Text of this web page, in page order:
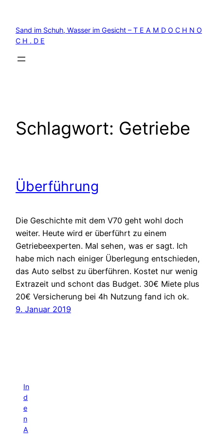
springen
Sand im Schuh, Wasser im Gesicht – T E A M D O C H N O
C H . D E
Schlagwort: Getriebe
Überführung
Die Geschichte mit dem V70 geht wohl doch
weiter. Heute wird er überführt zu einem
Getriebeexperten. Mal sehen, was er sagt. Ich
habe mich nach einiger Überlegung entschieden,
das Auto selbst zu überführen. Kostet nur wenig
Extrazeit und schont das Budget. 30€ Miete plus
20€ Versicherung bei 4h Nutzung fand ich ok.
9. Januar 2019
In
d
e
n
A